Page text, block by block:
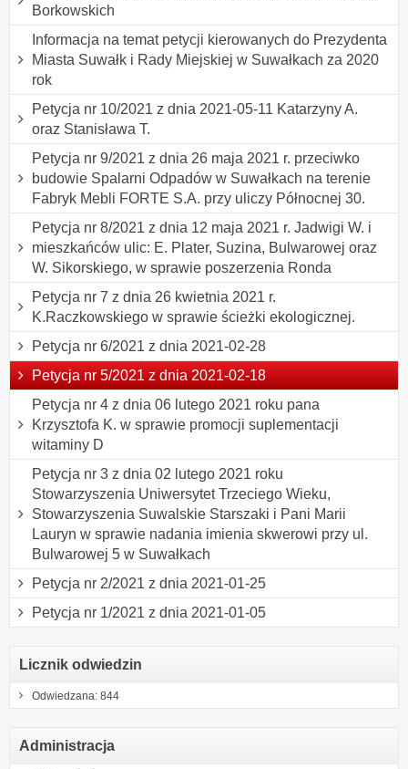
Borkowskich
Informacja na temat petycji kierowanych do Prezydenta
Miasta Suwałk i Rady Miejskiej w Suwałkach za 2020
rok
Petycja nr 10/2021 z dnia 2021-05-11 Katarzyny A.
oraz Stanisława T.
Petycja nr 9/2021 z dnia 26 maja 2021 r. przeciwko
budowie Spalarni Odpadów w Suwałkach na terenie
Fabryk Mebli FORTE S.A. przy uliczy Północnej 30.
Petycja nr 8/2021 z dnia 12 maja 2021 r. Jadwigi W. i
mieszkańców ulic: E. Plater, Suzina, Bulwarowej oraz
W. Sikorskiego, w sprawie poszerzenia Ronda
Petycja nr 7 z dnia 26 kwietnia 2021 r.
K.Raczkowskiego w sprawie ścieżki ekologicznej.
Petycja nr 6/2021 z dnia 2021-02-28
Petycja nr 5/2021 z dnia 2021-02-18
Petycja nr 4 z dnia 06 lutego 2021 roku pana
Krzysztofa K. w sprawie promocji suplementacji
witaminy D
Petycja nr 3 z dnia 02 lutego 2021 roku
Stowarzyszenia Uniwersytet Trzeciego Wieku,
Stowarzyszenia Suwalskie Starszaki i Pani Marii
Lauryn w sprawie nadania imienia skwerowi przy ul.
Bulwarowej 5 w Suwałkach
Petycja nr 2/2021 z dnia 2021-01-25
Petycja nr 1/2021 z dnia 2021-01-05
Licznik odwiedzin
Odwiedzana: 844
Administracja